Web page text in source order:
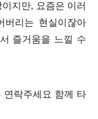
지만, 요즘은 이러
리는 현실이잖아
즐거움을 느낄 수
연락주세요 함께 타